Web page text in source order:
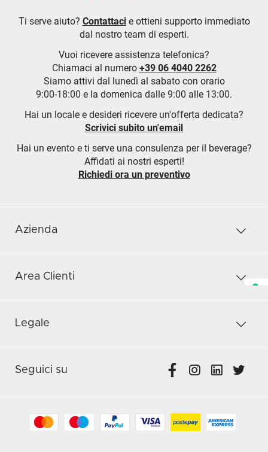
Ti serve aiuto? Contattacie ottieni supporto immediato
dal nostro team di esperti.
Vuoi ricevere assistenza telefonica?
Chiamaci al numero +39 06 4040 2262
Siamo attivi dal lunedì al sabato con orario
9:00-18:00 e la domenica dalle 9:00 alle 13:00.
Hai un locale e desideri ricevere un'offerta dedicata?
Scrivici subito un'email
Hai un evento e ti serve una consulenza per il beverage?
Affidati ai nostri esperti!
Richiedi ora un preventivo
Azienda
Area Clienti
Legale
Seguici su